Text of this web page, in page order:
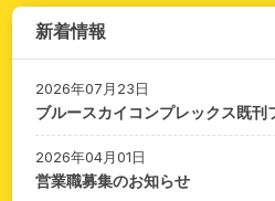
新着情報
2026年07月23日
ブルースカイコンプレックス既
2026年04月01日
営業職募集のお知らせ